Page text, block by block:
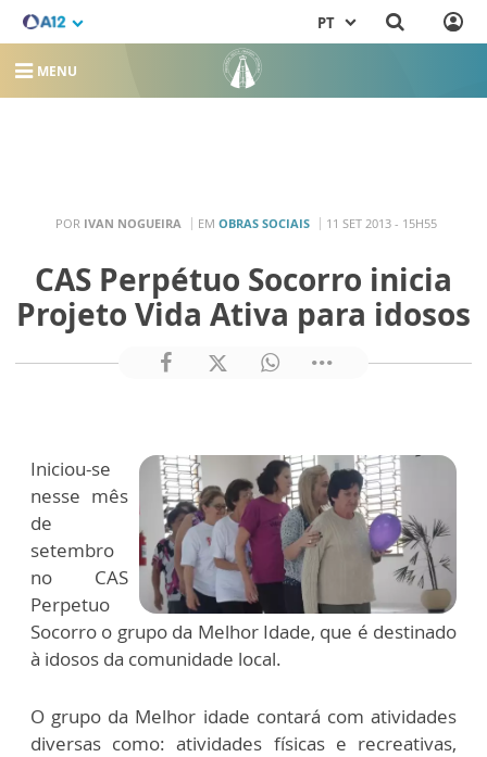
PT
MENU
POR IVAN NOGUEIRA EM OBRAS SOCIAIS 11 SET 2013 - 15H55
CAS Perpétuo Socorro inicia
Projeto Vida Ativa para idosos
Iniciou-se
nesse mês
de
setembro
no CAS
Perpetuo
Socorro o grupo da Melhor Idade, que é destinado
à idosos da comunidade local.
O grupo da Melhor idade contará com atividades
diversas como: atividades físicas e recreativas,